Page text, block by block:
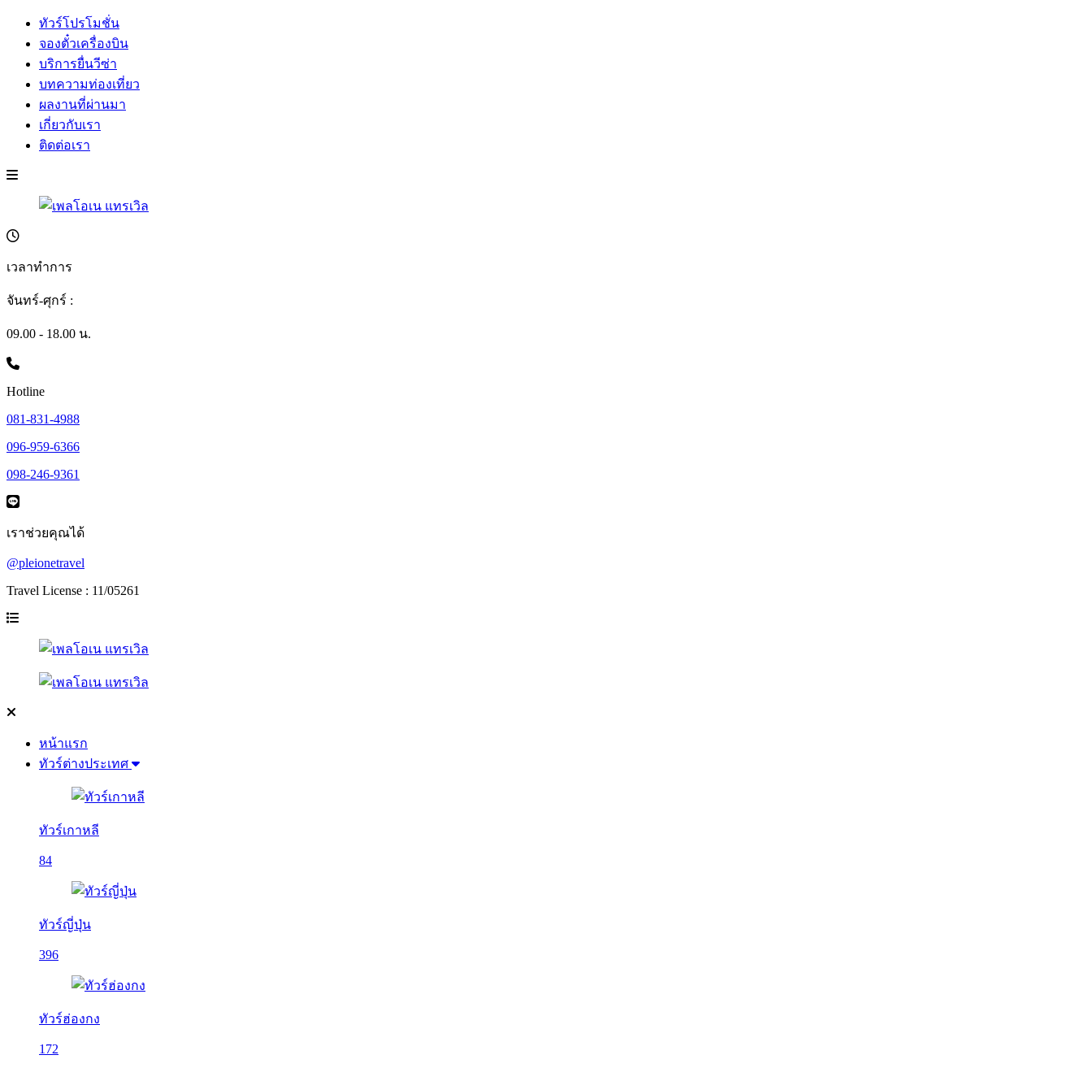
ทัวร์โปรโมชั่น
จองตั๋วเครื่องบิน
บริการยื่นวีซ่า
บทความท่องเที่ยว
ผลงานที่ผ่านมา
เกี่ยวกับเรา
ติดต่อเรา
เวลาทำการ
จันทร์-ศุกร์ :
09.00 - 18.00 น.
Hotline
081-831-4988
096-959-6366
098-246-9361
เราช่วยคุณได้
@pleionetravel
Travel License : 11/05261
หน้าแรก
ทัวร์ต่างประเทศ
ทัวร์เกาหลี
84
ทัวร์ญี่ปุ่น
396
ทัวร์ฮ่องกง
172